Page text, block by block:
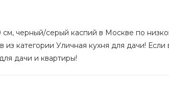
черный/серый каспий в Москве по
категории Уличная кухня для дачи! Если
дачи и квартиры!